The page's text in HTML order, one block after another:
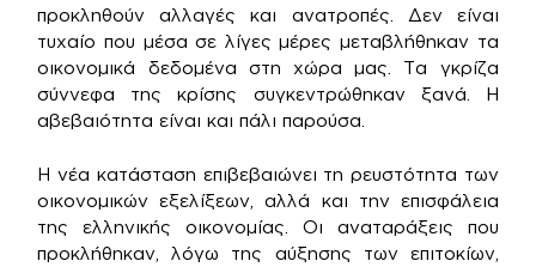
προκληθούν αλλαγές και ανατροπές. Δεν είναι
τυχαίο που μέσα σε λίγες μέρες μεταβλήθηκαν τα
οικονομικά δεδομένα στη χώρα μας. Τα γκρίζα
σύννεφα της κρίσης συγκεντρώθηκαν ξανά. Η
αβεβαιότητα είναι και πάλι παρούσα.
Η νέα κατάσταση επιβεβαιώνει τη ρευστότητα των
οικονομικών εξελίξεων, αλλά και την επισφάλεια
της ελληνικής οικονομίας. Οι αναταράξεις που
προκλήθηκαν, λόγω της αύξησης των επιτοκίων,